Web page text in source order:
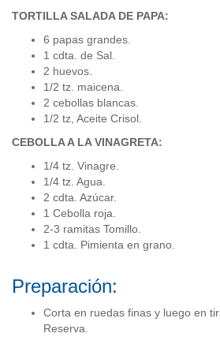
TORTILLA SALADA DE PAPA:
6 papas grandes.
1 cdta. de Sal.
2 huevos.
1/2 tz. maicena.
2 cebollas blancas.
1/2 tz, Aceite Crisol.
CEBOLLA A LA VINAGRETA:
1/4 tz. Vinagre.
1/4 tz. Agua.
2 cdta. Azúcar.
1 Cebolla roja.
2-3 ramitas Tomillo.
1 cdta. Pimienta en grano.
Preparación:
Corta en ruedas finas y luego en
Reserva.